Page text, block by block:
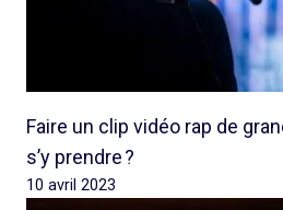
Faire un clip vidéo rap de
s’y prendre ?
10 avril 2023